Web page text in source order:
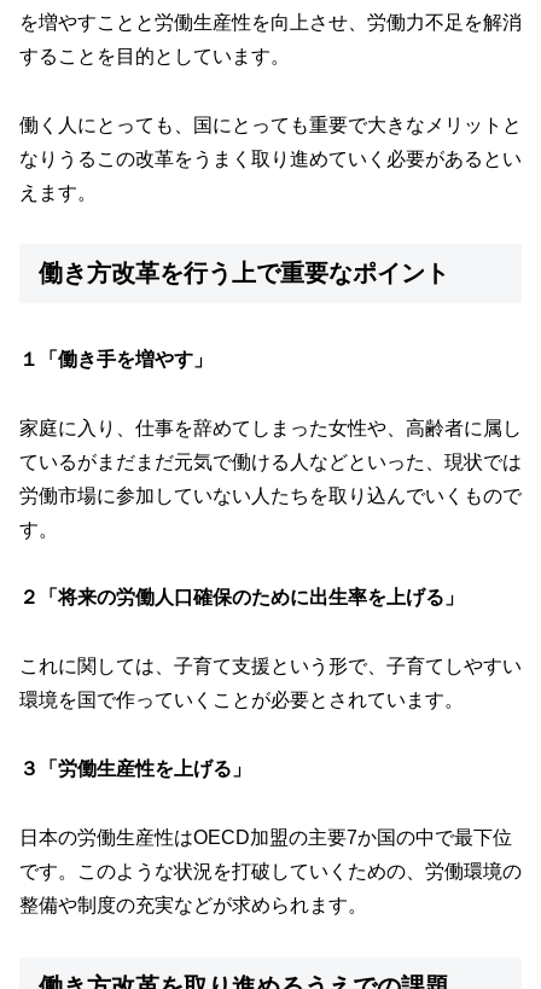
を増やすことと労働生産性を向上させ、労働力不足を解消
することを目的としています。
働く人にとっても、国にとっても重要で大きなメリットと
なりうるこの改革をうまく取り進めていく必要があるとい
えます。
働き方改革を行う上で重要なポイント
１「働き手を増やす」
家庭に入り、仕事を辞めてしまった女性や、高齢者に属し
ているがまだまだ元気で働ける人などといった、現状では
労働市場に参加していない人たちを取り込んでいくもので
す。
２「将来の労働人口確保のために出生率を上げる」
これに関しては、子育て支援という形で、子育てしやすい
環境を国で作っていくことが必要とされています。
３「労働生産性を上げる」
日本の労働生産性はOECD加盟の主要7か国の中で最下位
です。このような状況を打破していくための、労働環境の
整備や制度の充実などが求められます。